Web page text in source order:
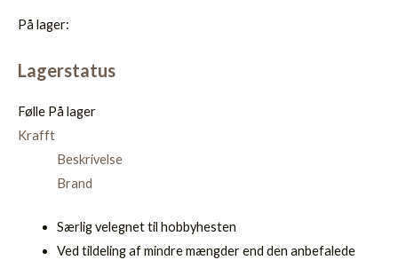
På lager:
Lagerstatus
Følle På lager
Krafft
Beskrivelse
Brand
Særlig velegnet til hobbyhesten
Ved tildeling af mindre mængder end den anbefalede